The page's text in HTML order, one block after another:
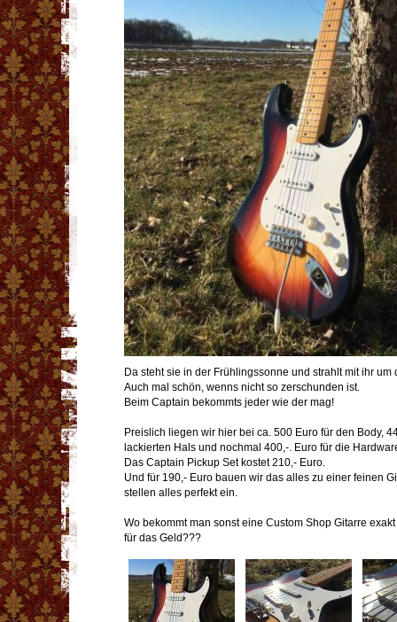
Da steht sie in der Frühlingssonne und strahlt mit ihr um
Auch mal schön, wenns nicht so zerschunden ist.
Beim Captain bekommts jeder wie der mag!
Preislich liegen wir hier bei ca. 500 Euro für den Body,
lackierten Hals und nochmal 400,-. Euro für die
Das Captain Pickup Set kostet 210,- Euro.
Und für 190,- Euro bauen wir das alles zu einer feinen
stellen alles perfekt ein.
Wo bekommt man sonst eine Custom Shop Gitarre
für das Geld???